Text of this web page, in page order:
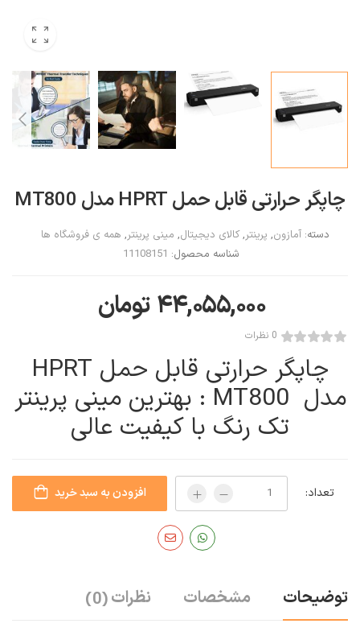
چاپگر حرارتی قابل حمل HPRT مدل MT800
دسته: آمازون, پرینتر,کالای دیجیتال, مینی پرینتر, همه ی فروشگاه ها
شناسه محصول: 11108151
۴۴,۰۵۵,۰۰۰ تومان
0 نظرات
چاپگر حرارتی قابل حمل HPRT
مدل MT800 : بهترین مینی پرینتر
تک رنگ با کیفیت عالی
تعداد: افزودن به سبد خرید
توضیحات مشخصات نظرات(0)